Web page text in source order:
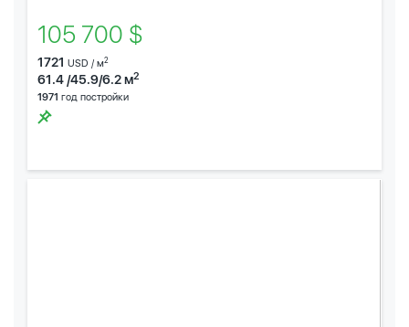
105 700 $
1721 USD / м2
61.4 /45.9/6.2 м2
1971 год постройки